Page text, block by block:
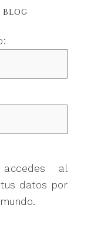
BLOG
al
datos por